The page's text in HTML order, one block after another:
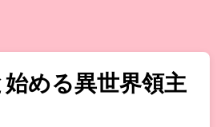
める異世界領主